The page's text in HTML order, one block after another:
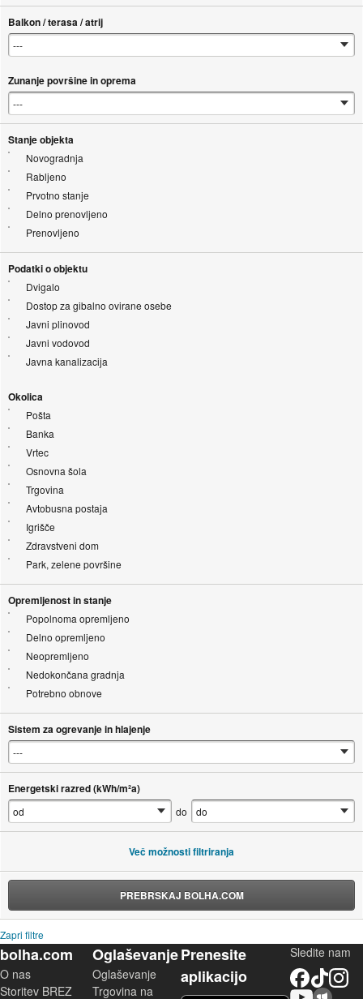
Balkon / terasa / atrij
Zunanje površine in oprema
Stanje objekta
Novogradnja
Rabljeno
Prvotno stanje
Delno prenovljeno
Prenovljeno
Podatki o objektu
Dvigalo
Dostop za gibalno ovirane osebe
Javni plinovod
Javni vodovod
Javna kanalizacija
Okolica
Pošta
Banka
Vrtec
Osnovna šola
Trgovina
Avtobusna postaja
Igrišče
Zdravstveni dom
Park, zelene površine
Opremljenost in stanje
Popolnoma opremljeno
Delno opremljeno
Neopremljeno
Nedokončana gradnja
Potrebno obnove
Sistem za ogrevanje in hlajenje
Energetski razred (kWh/m²a)
do
Več možnosti filtriranja
PREBRSKAJ BOLHA.COM
Zapri filtre
bolha.com
O nas
Storitev BREZ
Oglaševanje
Oglaševanje
Trgovina na
Prenesite
aplikacijo
Sledite nam